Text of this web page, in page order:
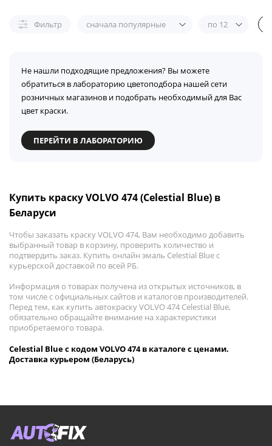
Фильтр сначала популярные по 12
Не нашли подходящие предложения? Вы можете
обратиться в лабораторию цветоподбора нашей сети
розничных магазинов и подобрать необходимый для Вас
цвет краски.
ПЕРЕЙТИ В ЛАБОРАТОРИЮ
Купить краску VOLVO 474 (Celestial Blue) в
Беларуси
Чтобы заказать краску VOLVO 474, Вам необходимо добавить
выбранный товар в корзину, проверить количество и
подтвердить заказ. Купить онлайн эмаль Celestial Blue с
курьерской доставкой по всей РБ.
Информация о товарах получена из открытых источников, в
том числе с официальных сайтов и каталогов производителей.
Перед тем, как купить автокраску VOLVO 474 Celestial Blue,
обязательно обращайте внимание на характеристики
приобретаемого товара.
Celestial Blue с кодом VOLVO 474 в каталоге с ценами.
Доставка курьером (Беларусь)